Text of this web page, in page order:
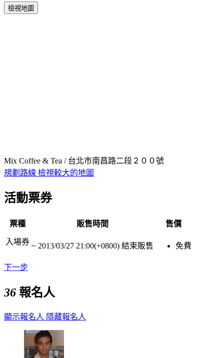
檢視地圖
Mix Coffee & Tea / 台北市南昌路二段２００號
規劃路線 檢視較大的地圖
活動票券
票種 販售時間 售價
入場券 ~ 2013/03/27 21:00(+0800) 結束販售 免費
下一步
36 報名人
顯示報名人 隱藏報名人